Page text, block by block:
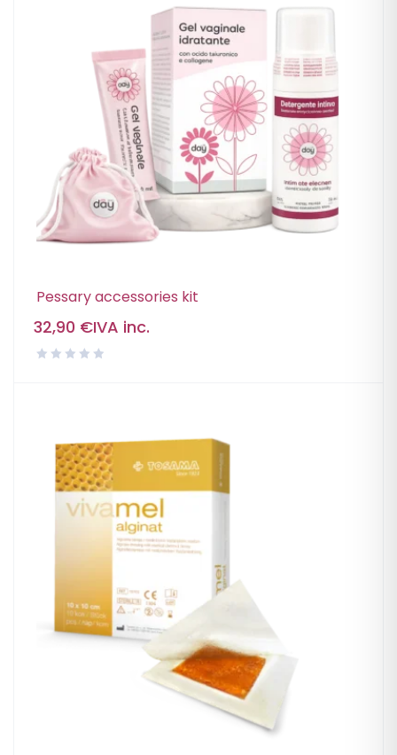
Pessary accessories kit
32,90 €IVA inc.